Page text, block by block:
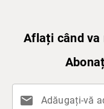
Aflați când va
mail Adăugați-vă